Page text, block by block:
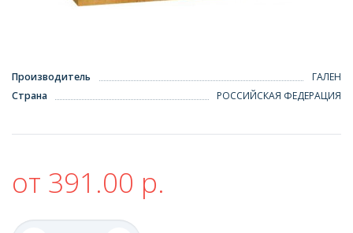
Производитель
ГАЛЕН
Страна
РОССИЙСКАЯ ФЕДЕРАЦИЯ
от 391.00 р.